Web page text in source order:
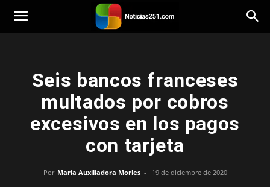
Noticias251
Seis bancos franceses
multados por cobros
excesivos en los pagos
con tarjeta
Por María Auxiliadora Morles - 19 de diciembre de 2020